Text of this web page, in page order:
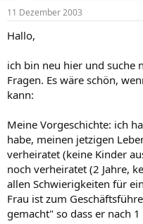
e
r
l
t
11 Dezember 2003
Hallo,
ich bin neu hier und suche
Fragen. Es wäre schön,
kann:
Meine Vorgeschichte: ich
habe, meinen jetzigen
verheiratet (keine Kinder
noch verheiratet (2 Jahre,
allen Schwierigkeiten für
Frau ist zum
gemacht" so dass er nach